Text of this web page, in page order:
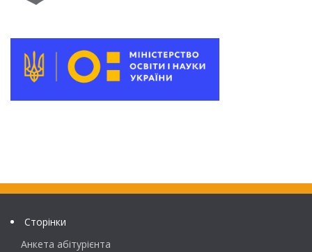
Сторінки
Анкета абітурієнта